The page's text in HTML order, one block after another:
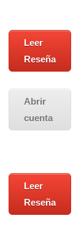
Leer
Reseña
Abrir
cuenta
Leer
Reseña